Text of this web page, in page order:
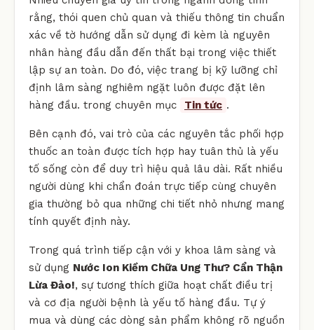
rằng, thói quen chủ quan và thiếu thông tin chuẩn
xác về tờ hướng dẫn sử dụng đi kèm là nguyên
nhân hàng đầu dẫn đến thất bại trong việc thiết
lập sự an toàn. Do đó, việc trang bị kỹ lưỡng chỉ
định lâm sàng nghiêm ngặt luôn được đặt lên
hàng đầu. trong chuyên mục
Tin tức .
Bên cạnh đó, vai trò của các nguyên tắc phối hợp
thuốc an toàn được tích hợp hay tuân thủ là yếu
tố sống còn để duy trì hiệu quả lâu dài. Rất nhiều
người dùng khi chẩn đoán trực tiếp cùng chuyên
gia thường bỏ qua những chi tiết nhỏ nhưng mang
tính quyết định này.
Trong quá trình tiếp cận với y khoa lâm sàng và
sử dụng Nước Ion Kiềm Chữa Ung Thư? Cẩn Thận
Lừa Đảo!, sự tương thích giữa hoạt chất điều trị
và cơ địa người bệnh là yếu tố hàng đầu. Tự ý
mua và dùng các dòng sản phẩm không rõ nguồn